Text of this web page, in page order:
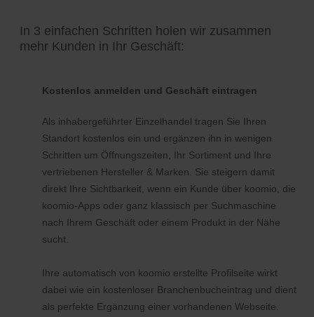
In 3 einfachen Schritten holen wir zusammen
mehr Kunden in Ihr Geschäft:
Kostenlos anmelden und Geschäft eintragen
Als inhabergeführter Einzelhandel tragen Sie Ihren
Standort kostenlos ein und ergänzen ihn in wenigen
Schritten um Öffnungszeiten, Ihr Sortiment und Ihre
vertriebenen Hersteller & Marken. Sie steigern damit
direkt Ihre Sichtbarkeit, wenn ein Kunde über koomio, die
koomio-Apps oder ganz klassisch per Suchmaschine
nach Ihrem Geschäft oder einem Produkt in der Nähe
sucht.
Ihre automatisch von koomio erstellte Profilseite wirkt
dabei wie ein kostenloser Branchenbucheintrag und dient
als perfekte Ergänzung einer vorhandenen Webseite.